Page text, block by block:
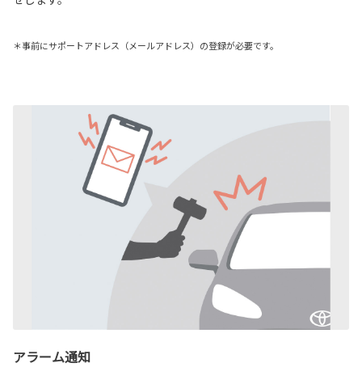
＊事前にサポートアドレス（メールアドレス）の登録が必要です。
アラーム通知